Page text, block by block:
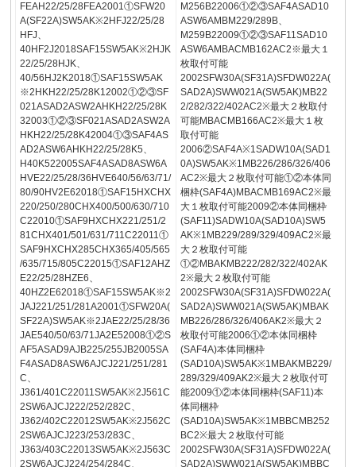
FEAH22/25/28FEA2001①SFW20
A(SF22A)SW5AK※2HFJ22/25/28
HFJ、
40HF2J2018SAF15SW5AK※2HJK
22/25/28HJK、
40/56HJ2K2018①SAF15SW5AK
※2HKH22/25/28K12002①②③SF
021ASAD2ASW2AHKH22/25/28K
32003①②③SF021ASAD2ASW2A
HKH22/25/28K42004①③SAF4AS
AD2ASW6AHKH22/25/28K5、
H40K522005SAF4ASAD8ASW6A
HVE22/25/28/36HVE640/56/63/71/
80/90HV2E62018①SAF15HXCHX
220/250/280CHX400/500/630/710
C22010①SAF9HXCHX221/251/2
81CHX401/501/631/711C22011①
SAF9HXCHX285CHX365/405/565
/635/715/805C22015①SAF12AHZ
E22/25/28HZE6、
40HZ2E62018①SAF15SW5AK※2
JAJ221/251/281A2001①SFW20A(
SF22A)SW5AK※2JAE22/25/28/36
JAE540/50/63/71JA2E52008①②S
AF5ASAD9AJB225/255JB2005SA
F4ASAD8ASW6AJCJ221/251/281
C、
J361/401C22011SW5AK※2J561C
2SW6AJCJ222/252/282C、
J362/402C22012SW5AK※2J562C
2SW6AJCJ223/253/283C、
J363/403C22013SW5AK※2J563C
2SW6AJCJ224/254/284C、
M256B22006①②③SAF4ASAD10
ASW6AMBM229/289B、
M259B22009①②③SAF11SAD10
ASW6AMBACMB162AC2※最大１
枚取付可能
2002SFW30A(SF31A)SFDW022A(
SAD2A)SWW021A(SW5AK)MB22
2/282/322/402AC2※最大２枚取付
可能MBACMB166AC2※最大１枚
取付可能
2006②SAF4A※1SADW10A(SAD1
0A)SW5AK※1MB226/286/326/406
AC2※最大２枚取付可能①②本体同
梱枠(SAF4A)MBACMB169AC2※最
大１枚取付可能2009②本体同梱枠
(SAF11)SADW10A(SAD10A)SW5
AK※1MB229/289/329/409AC2※最
大２枚取付可能
①②MBAKMB222/282/322/402AK
2※最大２枚取付可能
2002SFW30A(SF31A)SFDW022A(
SAD2A)SWW021A(SW5AK)MBAK
MB226/286/326/406AK2※最大２
枚取付可能2006①②本体同梱枠
(SAF4A)本体同梱枠
(SAD10A)SW5AK※1MBAKMB229/
289/329/409AK2※最大２枚取付可
能2009①②本体同梱枠(SAF11)本
体同梱枠
(SAD10A)SW5AK※1MBBCMB252
BC2※最大２枚取付可能
2002SFW30A(SF31A)SFDW022A(
SAD2A)SWW021A(SW5AK)MBBC